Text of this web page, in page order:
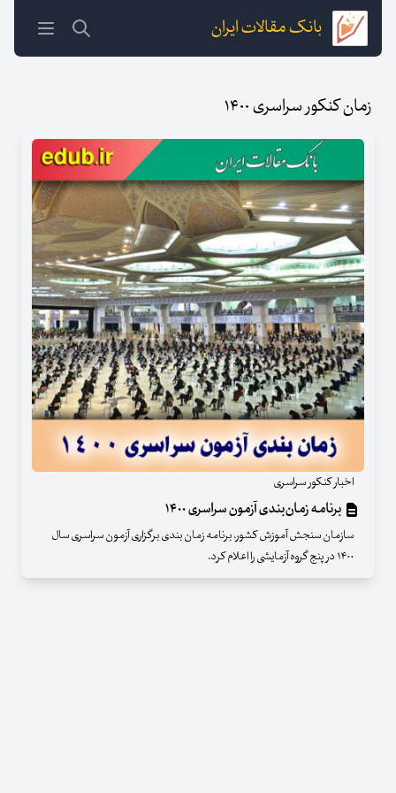
بانک مقالات ایران
زمان کنکور سراسری ۱۴۰۰
اخبار کنکور سراسری
برنامه‌ زمان‌بندی آزمون سراسری ۱۴۰۰
سازمان سنجش آموزش کشور، برنامه زمان بندی برگزاری آزمون سراسری سال
۱۴۰۰ در پنج گروه آزمایشی را اعلام کرد.